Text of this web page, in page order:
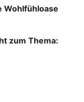
Wohlfühloase
zum Thema: